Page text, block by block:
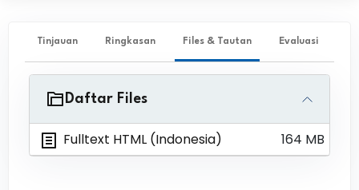
Tinjauan Ringkasan Files & Tautan Evaluasi
Daftar Files
Fulltext HTML (Indonesia) 164 MB